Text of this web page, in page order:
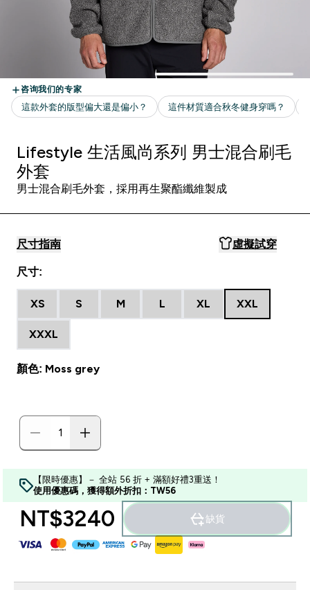
Lifestyle 生活風尚系列 男士混合刷毛
外套
男士混合刷毛外套，採用再生聚酯纖維製成
尺寸指南 虛擬試穿
尺寸:
XS S M L XL XXL
XXXL
顏色: Moss grey
【限時優惠】－ 全站 56 折 + 滿額好禮3重送！
使用優惠碼，獲得額外折扣：TW56
NT$3240‎ 缺貨